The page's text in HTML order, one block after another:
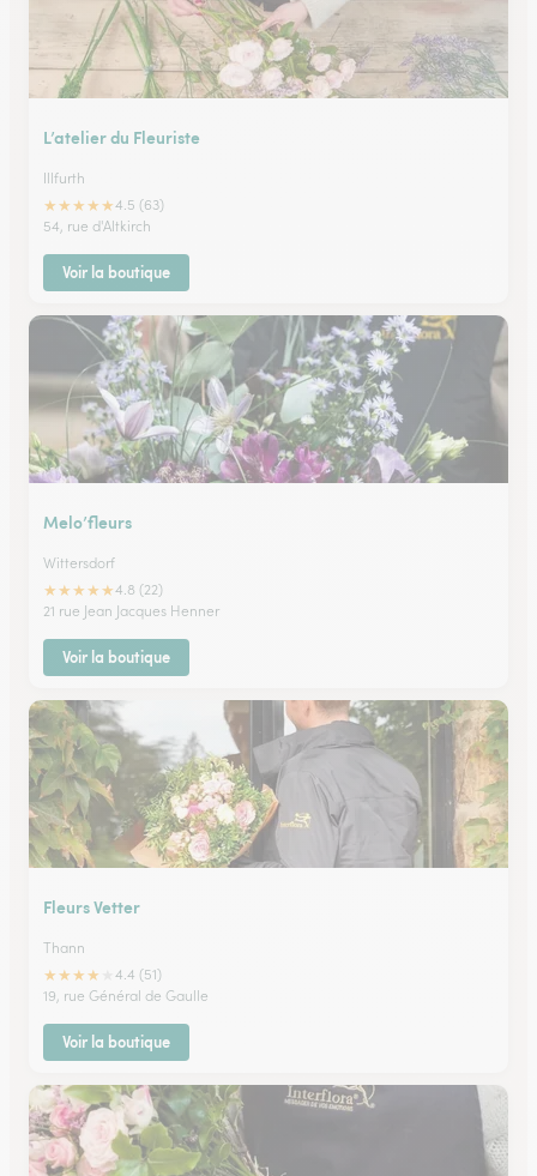
L’atelier du Fleuriste
Illfurth
★★★★★4.5 (63)
54, rue d'Altkirch
Voir la boutique
Melo’fleurs
Wittersdorf
★★★★★4.8 (22)
21 rue Jean Jacques Henner
Voir la boutique
Fleurs Vetter
Thann
★★★★
4.4 (51)
19, rue Général de Gaulle
Voir la boutique